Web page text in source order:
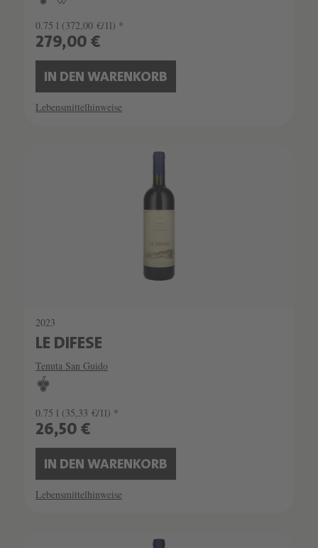
0.75 l (372,00 €/1l) *
279,00 €
IN DEN WARENKORB
Lebensmittelhinweise
2023
LE DIFESE
Tenuta San Guido
0.75 l (35,33 €/1l) *
26,50 €
IN DEN WARENKORB
Lebensmittelhinweise